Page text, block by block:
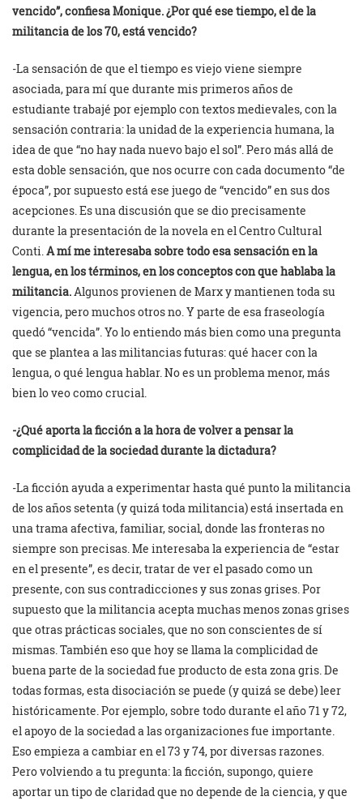
vencido”, confiesa Monique. ¿Por qué ese tiempo, el de la
militancia de los 70, está vencido?
-La sensación de que el tiempo es viejo viene siempre
asociada, para mí que durante mis primeros años de
estudiante trabajé por ejemplo con textos medievales, con la
sensación contraria: la unidad de la experiencia humana, la
idea de que “no hay nada nuevo bajo el sol”. Pero más allá de
esta doble sensación, que nos ocurre con cada documento “de
época”, por supuesto está ese juego de “vencido” en sus dos
acepciones. Es una discusión que se dio precisamente
durante la presentación de la novela en el Centro Cultural
Conti.A mí me interesaba sobre todo esa sensación en la
lengua, en los términos, en los conceptos con que hablaba la
militancia.Algunos provienen de Marx y mantienen toda su
vigencia, pero muchos otros no. Y parte de esa fraseología
quedó “vencida”. Yo lo entiendo más bien como una pregunta
que se plantea a las militancias futuras: qué hacer con la
lengua, o qué lengua hablar. No es un problema menor, más
bien lo veo como crucial.
-¿Qué aporta la ficción a la hora de volver a pensar la
complicidad de la sociedad durante la dictadura?
-La ficción ayuda a experimentar hasta qué punto la militancia
de los años setenta (y quizá toda militancia) está insertada en
una trama afectiva, familiar, social, donde las fronteras no
siempre son precisas. Me interesaba la experiencia de “estar
en el presente”, es decir, tratar de ver el pasado como un
presente, con sus contradicciones y sus zonas grises. Por
supuesto que la militancia acepta muchas menos zonas grises
que otras prácticas sociales, que no son conscientes de sí
mismas. También eso que hoy se llama la complicidad de
buena parte de la sociedad fue producto de esta zona gris. De
todas formas, esta disociación se puede (y quizá se debe) leer
históricamente. Por ejemplo, sobre todo durante el año 71 y 72,
el apoyo de la sociedad a las organizaciones fue importante.
Eso empieza a cambiar en el 73 y 74, por diversas razones.
Pero volviendo a tu pregunta: la ficción, supongo, quiere
aportar un tipo de claridad que no depende de la ciencia, y que